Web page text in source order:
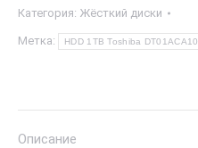
1TB
Toshiba
Original
OEM
Категория: Жёсткий диски
Метка: HDD 1TB Toshiba
Описание